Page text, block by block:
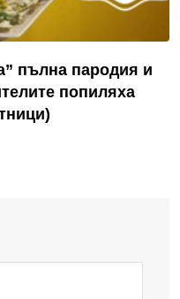
пълна пародия и
попиляха